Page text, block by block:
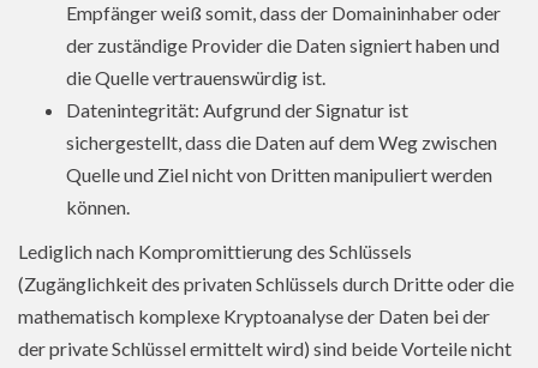
Empfänger weiß somit, dass der Domaininhaber oder
der zuständige Provider die Daten signiert haben und
die Quelle vertrauenswürdig ist.
Datenintegrität: Aufgrund der Signatur ist
sichergestellt, dass die Daten auf dem Weg zwischen
Quelle und Ziel nicht von Dritten manipuliert werden
können.
Lediglich nach Kompromittierung des Schlüssels
(Zugänglichkeit des privaten Schlüssels durch Dritte oder die
mathematisch komplexe Kryptoanalyse der Daten bei der
der private Schlüssel ermittelt wird) sind beide Vorteile nicht